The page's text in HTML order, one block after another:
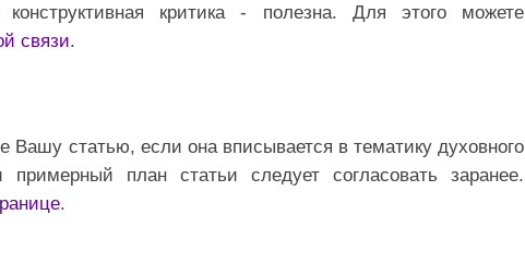
критика - полезна. Для этого можете
связи.
Вашу статью, если она вписывается в тематику духовного
план статьи следует согласовать заранее.
.